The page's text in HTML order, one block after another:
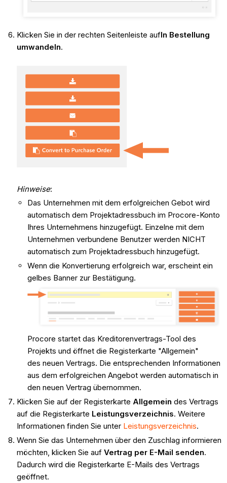
Klicken Sie in der rechten Seitenleiste aufIn Bestellung
umwandeln.
Hinweise:
Das Unternehmen mit dem erfolgreichen Gebot wird
automatisch dem Projektadressbuch im Procore-Konto
Ihres Unternehmens hinzugefügt. Einzelne mit dem
Unternehmen verbundene Benutzer werden NICHT
automatisch zum Projektadressbuch hinzugefügt.
Wenn die Konvertierung erfolgreich war, erscheint ein
gelbes Banner zur Bestätigung.
Procore startet das Kreditorenvertrags-Tool des
Projekts und öffnet die Registerkarte "Allgemein"
des neuen Vertrags. Die entsprechenden Informationen
aus dem erfolgreichen Angebot werden automatisch in
den neuen Vertrag übernommen.
Klicken Sie auf der Registerkarte Allgemein des Vertrags
auf die Registerkarte Leistungsverzeichnis. Weitere
Informationen finden Sie unter Leistungsverzeichnis.
Wenn Sie das Unternehmen über den Zuschlag informieren
möchten, klicken Sie auf Vertrag per E-Mail senden.
Dadurch wird die Registerkarte E-Mails des Vertrags
geöffnet.